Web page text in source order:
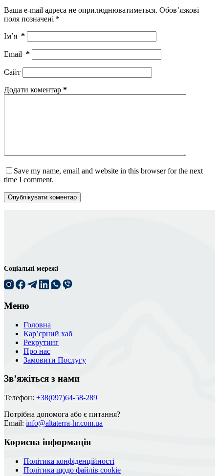
Ваша e-mail адреса не оприлюднюватиметься. Обов’язкові
поля позначені *
Ім’я *
Email *
Сайт
Додати коментар *
Save my name, email and website in this browser for the next
time I comment.
Опублікувати коментар
Соціальні мережі
Меню
Головна
Кар’єрний хаб
Рекрутинг
Про нас
Замовити Послугу
Зв’яжіться з нами
Телефон: +38(097)64-58-289
Потрібна допомога або є питання?
Email: info@altaterra-hr.com.ua
Корисна інформація
Політика конфіденційності
Політика щодо файлів cookie